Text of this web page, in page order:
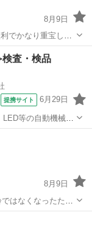
8月9日
りにきていただけ
査・検品
提携サイト 6月29日
LED等の自動機械加
ス
の電子部品の製造
8月9日
ンでお願いします。